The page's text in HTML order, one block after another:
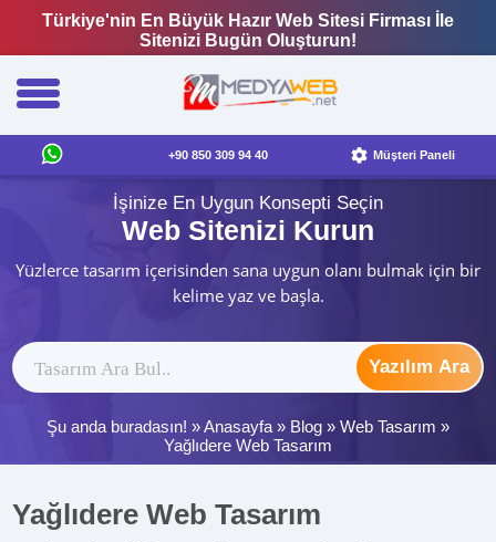
Türkiye'nin En Büyük Hazır Web Sitesi Firması İle
Sitenizi Bugün Oluşturun!
+90 850 309 94 40 Müşteri Paneli
İşinize En Uygun Konsepti Seçin
Web Sitenizi Kurun
Yüzlerce tasarım içerisinden sana uygun olanı bulmak için bir
kelime yaz ve başla.
Yazılım Ara
Şu anda buradasın! »Anasayfa » Blog » Web Tasarım »
Yağlıdere Web Tasarım
Yağlıdere Web Tasarım